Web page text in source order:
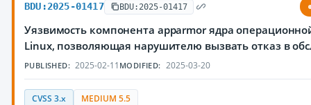
BDU:2025-01417 BDU:2025-01417
Уязвимость компонента apparmor ядра
Linux, позволяющая нарушителю вызвать отказ в
PUBLISHED: 2025-02-11 MODIFIED: 2025-03-20
CVSS 3.x MEDIUM 5.5